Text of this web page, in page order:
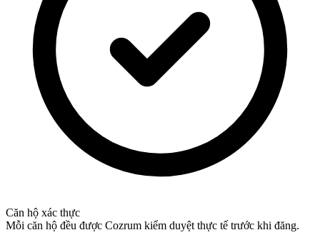
Căn hộ xác thực
Mỗi căn hộ đều được Cozrum kiểm duyệt thực tế trước khi đăng.